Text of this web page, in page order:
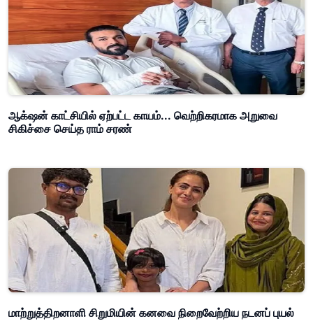
ஆக்‌ஷன் காட்சியில் ஏற்பட்ட காயம்... வெற்றிகரமாக அறுவை
சிகிச்சை செய்த ராம் சரண்
மாற்றுத்திறனாளி சிறுமியின் கனவை நிறைவேற்றிய நடனப் புயல்